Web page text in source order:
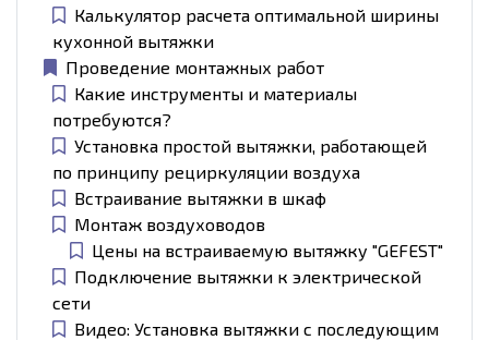
Калькулятор расчета оптимальной ширины
кухонной вытяжки
Проведение монтажных работ
Какие инструменты и материалы
потребуются?
Установка простой вытяжки, работающей
по принципу рециркуляции воздуха
Встраивание вытяжки в шкаф
Монтаж воздуховодов
Цены на встраиваемую вытяжку "GEFEST"
Подключение вытяжки к электрической
сети
Видео: Установка вытяжки с последующим